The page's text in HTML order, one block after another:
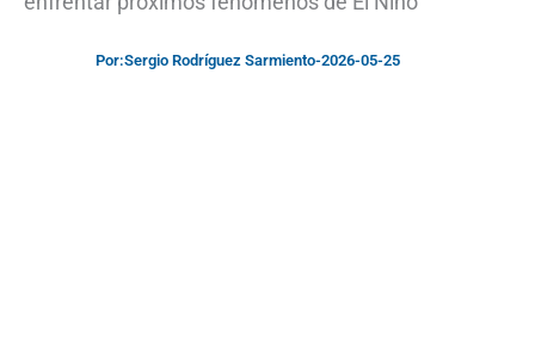
Por:Sergio Rodríguez Sarmiento-2026-05-25